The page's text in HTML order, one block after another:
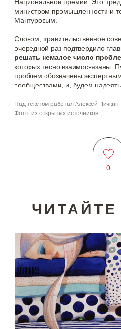
Национальной премии. Это
министром промышленности и
Мантуровым.
Словом, правительственное
очередной раз подтвердило
решать немалое число
которых тесно взаимосвязаны.
проблем обозначены
сообществами, и, будем
Над текстом работал Алексей Чичкин
Фото: из открытых источников
0
ЧИТАЙТЕ